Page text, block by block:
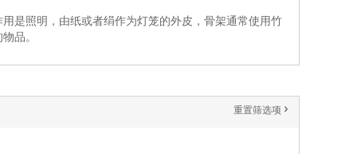
是照明，由纸或者绢作为灯笼的外皮，骨架通常使用竹
品。
重置筛选项 '